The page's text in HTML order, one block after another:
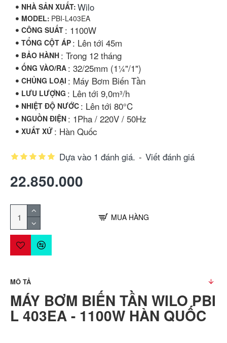
NHÀ SẢN XUẤT: Wilo
MODEL: PBI-L403EA
CÔNG SUẤT : 1100W
TỔNG CỘT ÁP : Lên tới 45m
BẢO HÀNH : Trong 12 tháng
ỐNG VÀO/RA : 32/25mm (1¼"/1")
CHỦNG LOẠI : Máy Bơm Biến Tần
LƯU LƯỢNG : Lên tới 9,0m³/h
NHIỆT ĐỘ NƯỚC : Lên tới 80°C
NGUỒN ĐIỆN : 1Pha / 220V / 50Hz
XUẤT XỨ : Hàn Quốc
Dựa vào 1 đánh giá. - Viết đánh giá
22.850.000
MUA HÀNG
MÔ TẢ
MÁY BƠM BIẾN TẦN WILO PBI
L 403EA - 1100W HÀN QUỐC